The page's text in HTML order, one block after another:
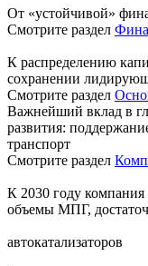
От «устойчивой»
Смотрите раздел
К распределению
сохранении
Смотрите раздел
Важнейший вклад в
развития:
транспорт
Смотрите раздел
К 2030 году
объемы МПГ,
автокатализаторов